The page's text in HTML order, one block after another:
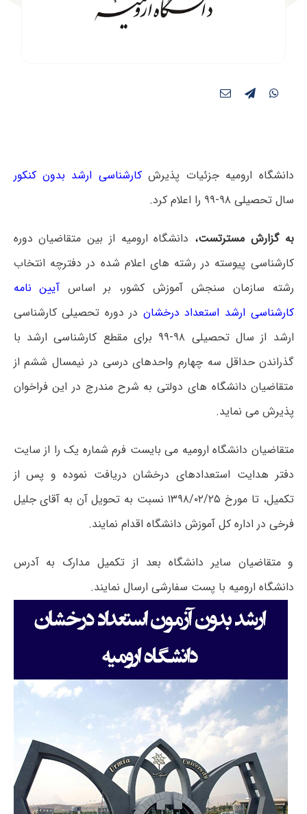
دانشگاه ارومیه جزئیات پذیرشکارشناسی ارشد بدون کنکور
سال تحصیلی ۹۸-۹۹ را اعلام کرد.
به گزارش مسترتست، دانشگاه ارومیه از بین متقاضیان دوره
کارشناسی پیوسته در رشته های اعلام شده در دفترچه انتخاب
رشته سازمان سنجش آموزش کشور، بر اساس آیین نامه
کارشناسی ارشد استعداد درخشان در دوره تحصیلی کارشناسی
ارشد از سال تحصیلی ۹۸-۹۹ برای مقطع کارشناسی ارشد با
گذراندن حداقل سه چهارم واحدهای درسی در نیمسال ششم از
متقاضیان دانشگاه های دولتی به شرح مندرج در این فراخوان
پذیرش می نماید.
متقاضیان دانشگاه ارومیه می بایست فرم شماره یک را از سایت
دفتر هدایت استعدادهای درخشان دریافت نموده و پس از
تکمیل، تا مورخ ۱۳۹۸/۰۲/۲۵ نسبت به تحویل آن به آقای جلیل
فرخی در اداره کل آموزش دانشگاه اقدام نمایند.
و متقاضیان سایر دانشگاه بعد از تکمیل مدارک به آدرس
دانشگاه ارومیه با پست سفارشی ارسال نمایند.